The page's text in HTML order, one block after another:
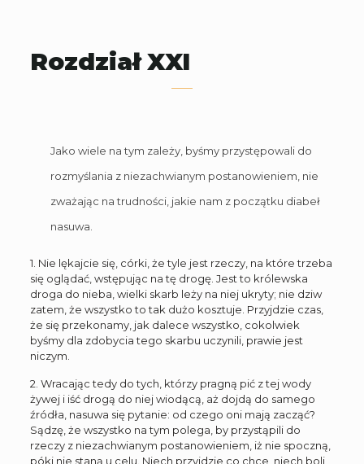
Rozdział XXI
Jako wiele na tym zależy, byśmy przystępowali do
rozmyślania z niezachwianym postanowieniem, nie
zważając na trudności, jakie nam z początku diabeł
nasuwa.
1. Nie lękajcie się, córki, że tyle jest rzeczy, na które trzeba
się oglądać, wstępując na tę drogę. Jest to królewska
droga do nieba, wielki skarb leży na niej ukryty; nie dziw
zatem, że wszystko to tak dużo kosztuje. Przyjdzie czas,
że się przekonamy, jak dalece wszystko, cokolwiek
byśmy dla zdobycia tego skarbu uczynili, prawie jest
niczym.
2. Wracając tedy do tych, którzy pragną pić z tej wody
żywej i iść drogą do niej wiodącą, aż dojdą do samego
źródła, nasuwa się pytanie: od czego oni mają zacząć?
Sądzę, że wszystko na tym polega, by przystąpili do
rzeczy z niezachwianym postanowieniem, iż nie spoczną,
póki nie staną u celu. Niech przyjdzie co chce, niech boli